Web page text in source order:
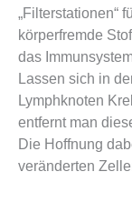
„Filterstationen“
körperfremde
das
Lassen sich in
Lymphknoten
entfernt man
Die Hoffnung
veränderten